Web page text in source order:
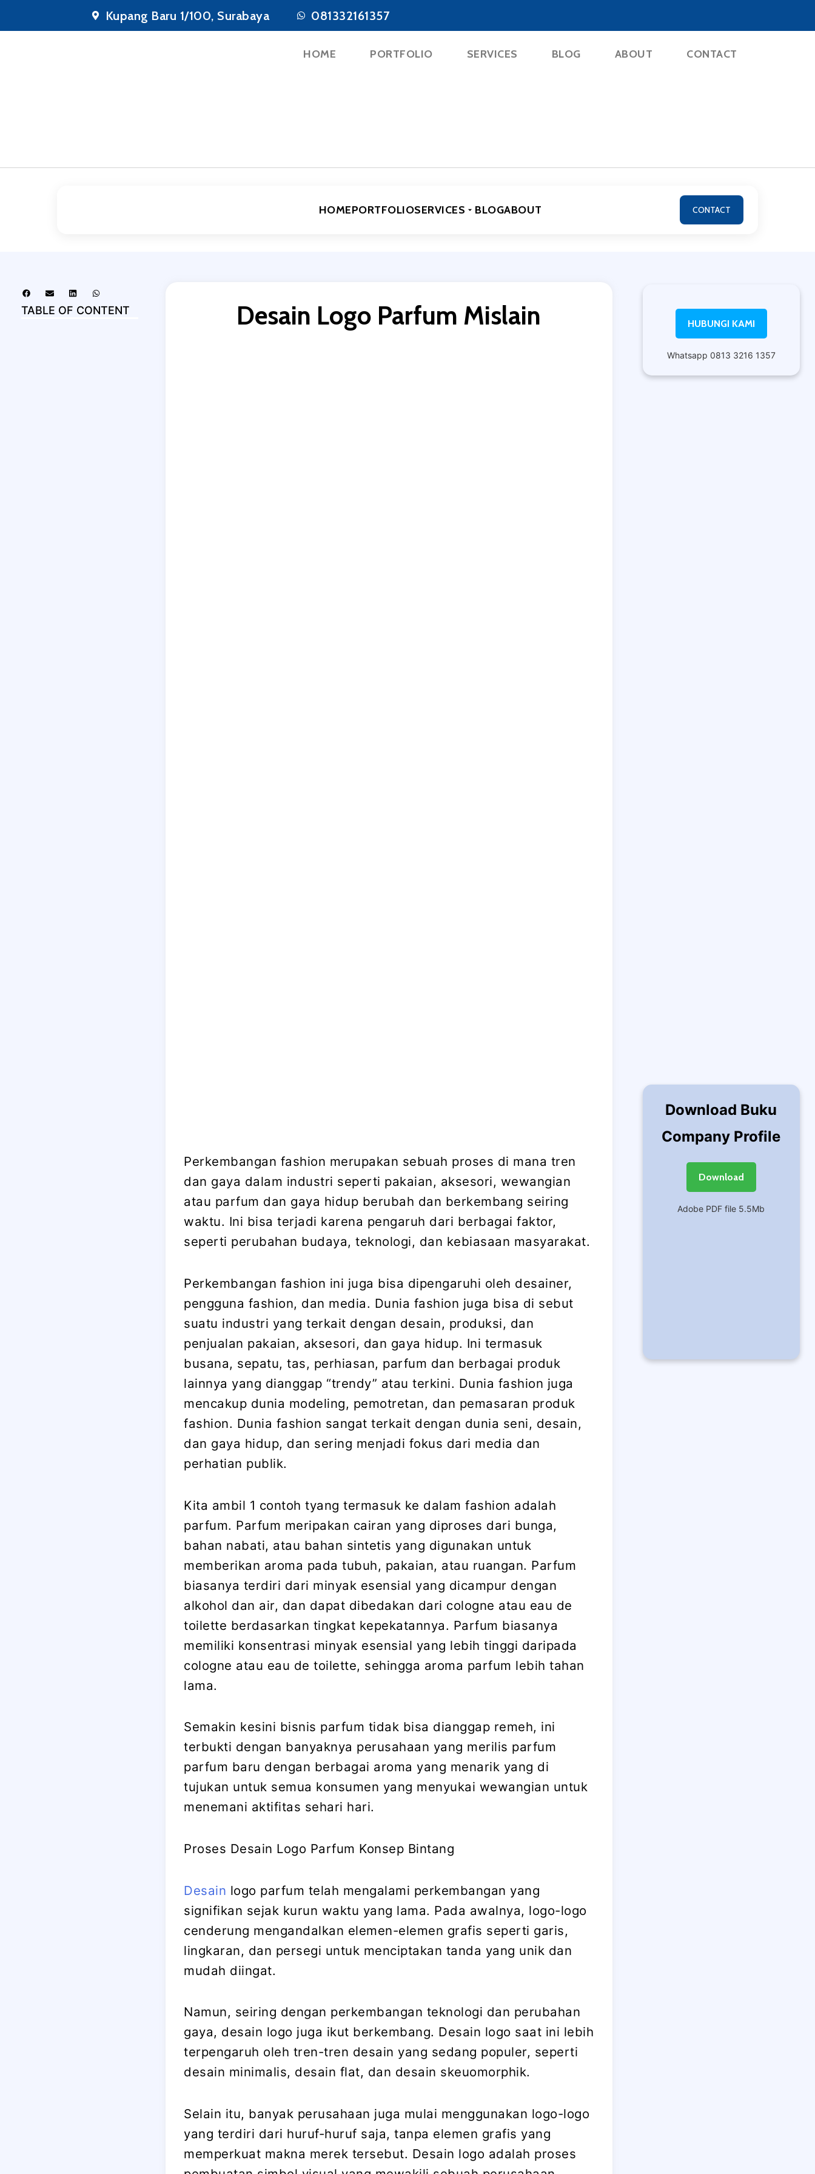
Kupang Baru 1/100, Surabaya 081332161357
HOME PORTFOLIO SERVICES BLOG ABOUT CONTACT
HOMEPORTFOLIOSERVICES BLOGABOUT CONTACT
TABLE OF CONTENT Desain Logo Parfum Mislain
Perkembangan fashion merupakan sebuah proses di mana tren
dan gaya dalam industri seperti pakaian, aksesori, wewangian
atau parfum dan gaya hidup berubah dan berkembang seiring
waktu. Ini bisa terjadi karena pengaruh dari berbagai faktor,
seperti perubahan budaya, teknologi, dan kebiasaan masyarakat.
Perkembangan fashion ini juga bisa dipengaruhi oleh desainer,
pengguna fashion, dan media. Dunia fashion juga bisa di sebut
suatu industri yang terkait dengan desain, produksi, dan
penjualan pakaian, aksesori, dan gaya hidup. Ini termasuk
busana, sepatu, tas, perhiasan, parfum dan berbagai produk
lainnya yang dianggap “trendy” atau terkini. Dunia fashion juga
mencakup dunia modeling, pemotretan, dan pemasaran produk
fashion. Dunia fashion sangat terkait dengan dunia seni, desain,
dan gaya hidup, dan sering menjadi fokus dari media dan
perhatian publik.
Kita ambil 1 contoh tyang termasuk ke dalam fashion adalah
parfum. Parfum meripakan cairan yang diproses dari bunga,
bahan nabati, atau bahan sintetis yang digunakan untuk
memberikan aroma pada tubuh, pakaian, atau ruangan. Parfum
biasanya terdiri dari minyak esensial yang dicampur dengan
alkohol dan air, dan dapat dibedakan dari cologne atau eau de
toilette berdasarkan tingkat kepekatannya. Parfum biasanya
memiliki konsentrasi minyak esensial yang lebih tinggi daripada
cologne atau eau de toilette, sehingga aroma parfum lebih tahan
lama.
Semakin kesini bisnis parfum tidak bisa dianggap remeh, ini
terbukti dengan banyaknya perusahaan yang merilis parfum
parfum baru dengan berbagai aroma yang menarik yang di
tujukan untuk semua konsumen yang menyukai wewangian untuk
menemani aktifitas sehari hari.
Proses Desain Logo Parfum Konsep Bintang
Desain logo parfum telah mengalami perkembangan yang
signifikan sejak kurun waktu yang lama. Pada awalnya, logo-logo
cenderung mengandalkan elemen-elemen grafis seperti garis,
lingkaran, dan persegi untuk menciptakan tanda yang unik dan
mudah diingat.
Namun, seiring dengan perkembangan teknologi dan perubahan
gaya, desain logo juga ikut berkembang. Desain logo saat ini lebih
terpengaruh oleh tren-tren desain yang sedang populer, seperti
desain minimalis, desain flat, dan desain skeuomorphik.
Selain itu, banyak perusahaan juga mulai menggunakan logo-logo
yang terdiri dari huruf-huruf saja, tanpa elemen grafis yang
memperkuat makna merek tersebut. Desain logo adalah proses
HUBUNGI KAMI
Whatsapp 0813 3216 1357
Download Buku
Company Profile
Download
Adobe PDF file 5.5Mb